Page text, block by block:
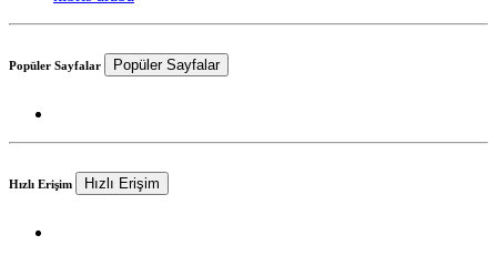
Popüler Sayfalar Popüler Sayfalar
Hızlı Erişim Hızlı Erişim